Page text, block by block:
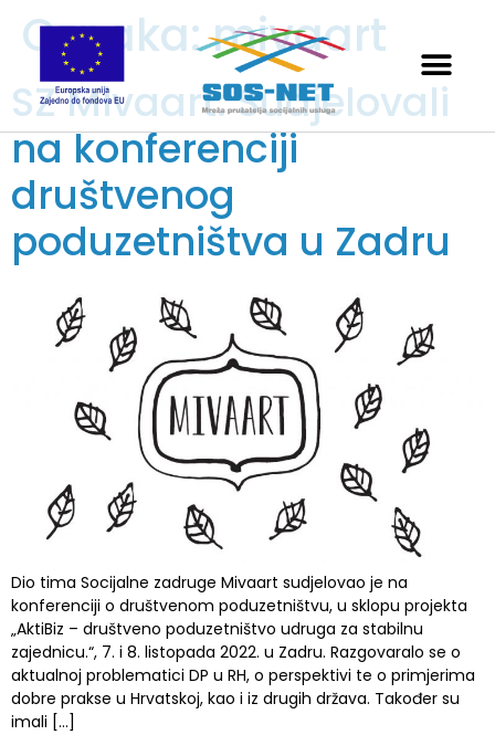
Oznaka:mivaart
SZ Mivaart: Sudjelovali
na konferenciji
društvenog
poduzetništva u Zadru
Dio tima Socijalne zadruge Mivaart sudjelovao je na
konferenciji o društvenom poduzetništvu, u sklopu projekta
„AktiBiz – društveno poduzetništvo udruga za stabilnu
zajednicu.“, 7. i 8. listopada 2022. u Zadru. Razgovaralo se o
aktualnoj problematici DP u RH, o perspektivi te o primjerima
dobre prakse u Hrvatskoj, kao i iz drugih država. Također su
imali […]